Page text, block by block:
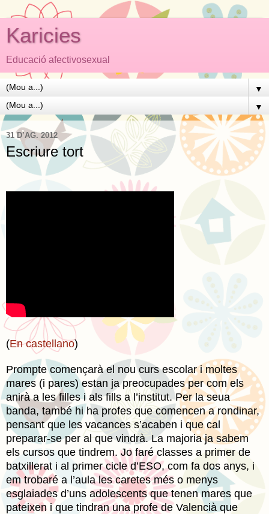
Karicies
Educació afectivosexual
▼
▼
31 D’AG. 2012
Escriure tort
(En castellano)
Prompte començarà el nou curs escolar i moltes
mares (i pares) estan ja preocupades per com els
anirà a les filles i als fills a l’institut. Per la seua
banda, també hi ha profes que comencen a rondinar,
pensant que les vacances s’acaben i que cal
preparar-se per al que vindrà. La majoria ja sabem
els cursos que tindrem. Jo faré classes a primer de
batxillerat i al primer cicle d’ESO, com fa dos anys, i
em trobaré a l’aula les caretes més o menys
esglaiades d’uns adolescents que tenen mares que
pateixen i que tindran una profe de Valencià que